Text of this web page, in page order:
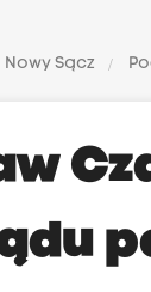
Nowy Sącz